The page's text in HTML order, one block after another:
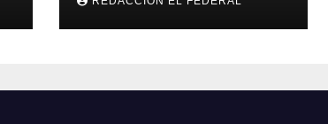
refugios de perros y
gatos: denuncian